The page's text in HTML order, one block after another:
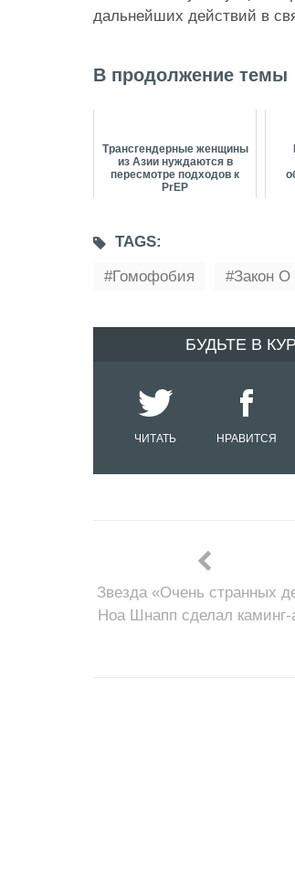
дальнейших действий в
В продолжение темы
Трансгендерные женщины
из Азии нуждаются в
пересмотре подходов к
PrEP
TAGS:
Гомофобия
Закон О
БУДЬТЕ В
ЧИТАТЬ НРАВИТСЯ
Звезда «Очень странных
Ноа Шнапп сделал каминг-